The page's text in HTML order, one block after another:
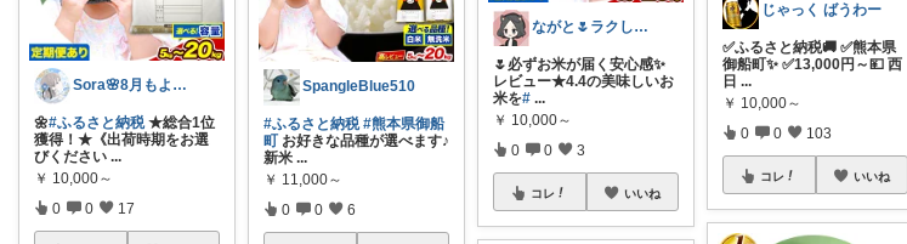
Sora🌸8月もよろしくね
🌼#ふるさと納税★総合1位
獲得！★《出荷時期をお選
びください ...
￥ 10,000～
0 0 17
SpangleBlue510
#ふるさと納税 #熊本県御船
町 お好きな品種が選べます♪
新米 ...
￥ 11,000～
0 0 6
ながと🌷ラクしてときめく暮らし
🌷必ずお米が届く安心感✨️
レビュー★4.4の美味しいお
米を# ...
￥ 10,000～
0 0 3
コレ いいね
じゃっく ばうわー
✅ふるさと納税🚚 ✅熊本県
御船町✨ ✅13,000円～💴 西
日 ...
￥ 10,000～
0 0 103
コレ いいね